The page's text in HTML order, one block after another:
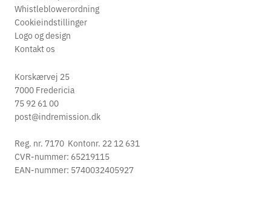
Whistleblowerordning
Cookieindstillinger
Logo og design
Kontakt os
Korskærvej 25
7000 Fredericia
75 92 61 00
post@indremission.dk
Reg. nr. 7170 Kontonr. 22 12 631
CVR-nummer: 65219115
EAN-nummer: 5740032405927